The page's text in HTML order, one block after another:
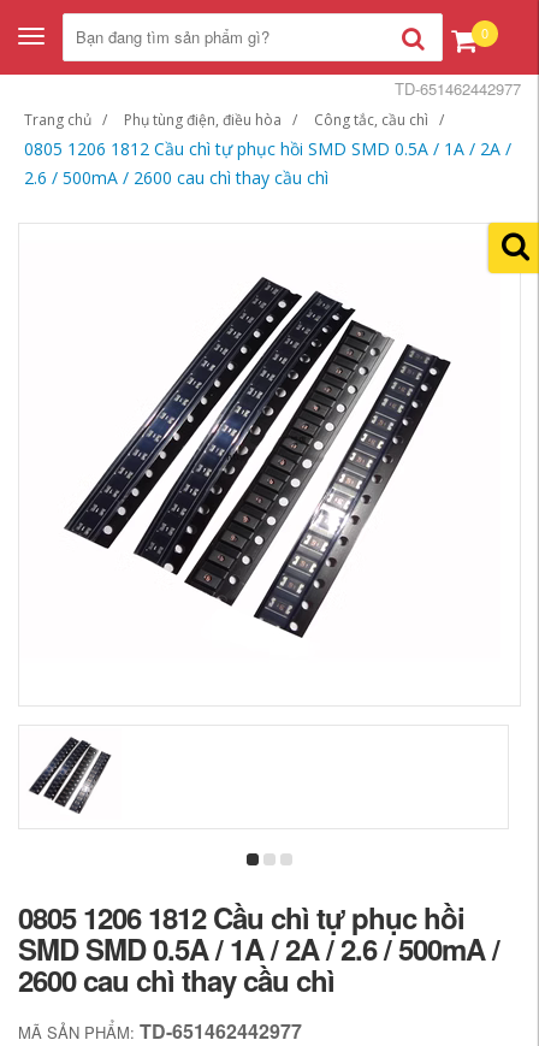
Toggle
navigation
0
Trang chủ Phụ tùng điện, điều hòa Công tắc, cầu chì
0805 1206 1812 Cầu chì tự phục hồi SMD SMD 0.5A / 1A / 2A /
2.6 / 500mA / 2600 cau chì thay cầu chì
TD-651462442977
0805 1206 1812 Cầu chì tự phục hồi
SMD SMD 0.5A / 1A / 2A / 2.6 / 500mA /
2600 cau chì thay cầu chì
MÃ SẢN PHẨM: TD-651462442977